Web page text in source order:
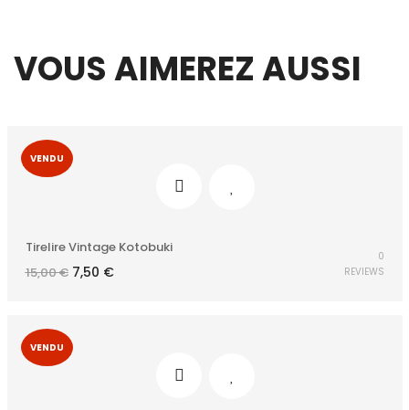
VOUS AIMEREZ AUSSI
VENDU
Tirelire Vintage Kotobuki
15,00€ Le
prix
7,50 €Le
prix
0
REVIEWS
VENDU